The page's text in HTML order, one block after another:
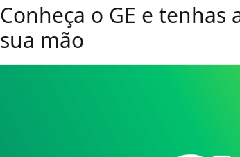
Conheça o GE e tenhas
sua mão